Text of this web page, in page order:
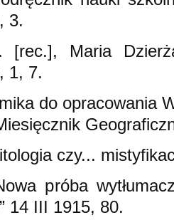
3.
[rec.], Maria
1, 7.
do opracowania
czy...
próba
14 III 1915, 80.